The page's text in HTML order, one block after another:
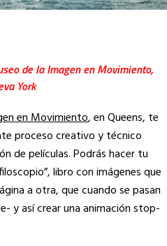
de la Imagen en Movimiento,
York
en Movimiento, en Queens, te
proceso creativo y técnico
de películas. Podrás hacer tu
libro con imágenes que
a otra, que cuando se pasan
y así crear una animación stop-